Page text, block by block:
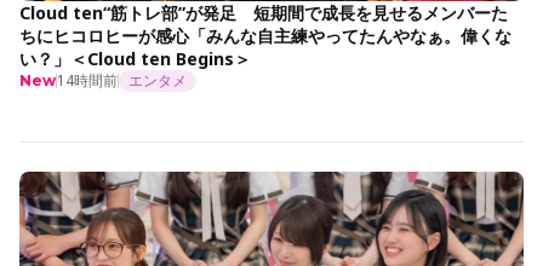
Cloud ten“筋トレ部”が発足 短期間で成長を見せるメンバーた
ちにヒコロヒーが感心「みんな自主練やってたんやなぁ。偉くな
い？」＜Cloud ten Begins＞
New14時間前 エンタメ